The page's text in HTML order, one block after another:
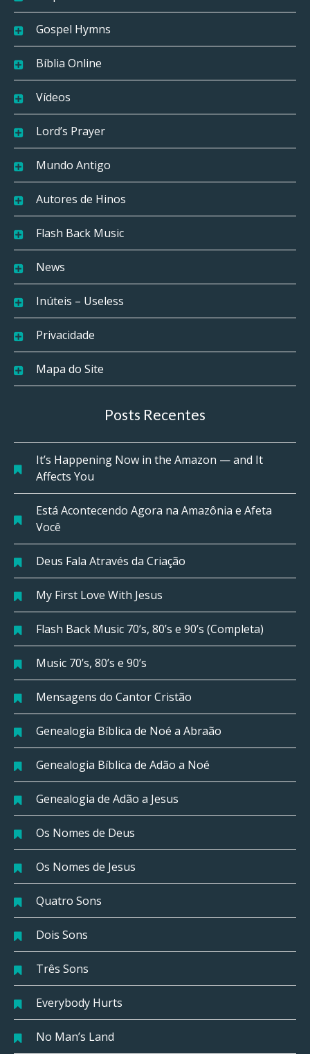
Gospel Hymns
Bíblia Online
Vídeos
Lord’s Prayer
Mundo Antigo
Autores de Hinos
Flash Back Music
News
Inúteis – Useless
Privacidade
Mapa do Site
Posts Recentes
It’s Happening Now in the Amazon — and It
Affects You
Está Acontecendo Agora na Amazônia e Afeta
Você
Deus Fala Através da Criação
My First Love With Jesus
Flash Back Music 70’s, 80’s e 90’s (Completa)
Music 70’s, 80’s e 90’s
Mensagens do Cantor Cristão
Genealogia Bíblica de Noé a Abraão
Genealogia Bíblica de Adão a Noé
Genealogia de Adão a Jesus
Os Nomes de Deus
Os Nomes de Jesus
Quatro Sons
Dois Sons
Três Sons
Everybody Hurts
No Man’s Land